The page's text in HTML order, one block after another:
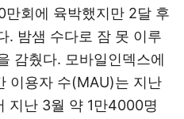
회에 육박했지만 2달 후
. 밤샘 수다로 잠 못 이루
감췄다. 모바일인덱스에
이용자 수(MAU)는 지난
지난 3월 약 1만4000명